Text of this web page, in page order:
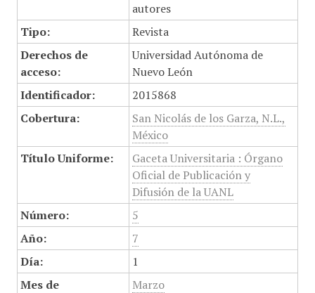
autores
Tipo:
Revista
Derechos de
acceso:
Universidad Autónoma de
Nuevo León
Identificador:
2015868
Cobertura:
San Nicolás de los Garza, N.L.,
México
Título Uniforme:
Gaceta Universitaria : Órgano
Oficial de Publicación y
Difusión de la UANL
Número:
5
Año:
7
Día:
1
Mes de
Marzo